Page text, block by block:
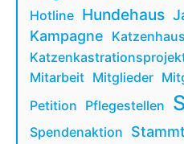
Hotline Hundehaus
Kampagne Katzenhaus
Mitarbeit Mitglieder
Petition Pflegestellen
Spendenaktion